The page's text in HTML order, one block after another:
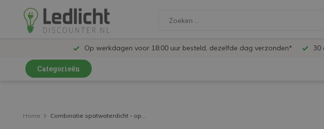
Op werkdagen voor 18:00 uur besteld, dezelfde dag verzonden* 30
Categorieën
LED Railspots
Home Combinatie spatwaterdicht - op...